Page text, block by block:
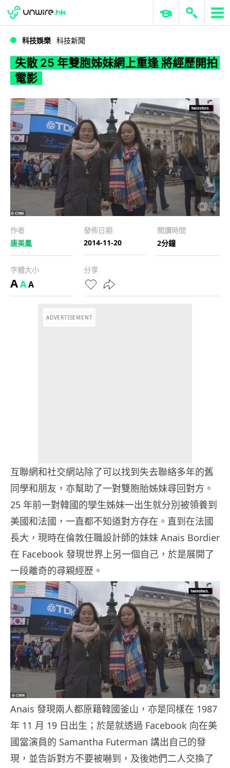
失散 25 年雙胞姊妹網上重逢 將經歷開拍電影
WWDC 2026 ERP 與商業 AI
科技娛樂 科技新聞
失散 25 年雙胞姊妹網上重逢 將經歷開拍
電影
作者
唐美鳳
發佈日期
2014-11-20
閱讀時間
2分鐘
字體大小
AAA
分享
ADVERTISEMENT
互聯網和社交網站除了可以找到失去聯絡多年的舊
同學和朋友，亦幫助了一對雙胞胎姊妹尋回對方。
25 年前一對韓國的孿生姊妹一出生就分別被領養到
美國和法國，一直都不知道對方存在。直到在法國
長大，現時在倫敦任職設計師的妹妹 Anais Bordier
在 Facebook 發現世界上另一個自己，於是展開了
一段離奇的尋親經歷。
Anais 發現兩人都原籍韓國釜山，亦是同樣在 1987
年 11 月 19 日出生；於是就透過 Facebook 向在美
國當演員的 Samantha Futerman 講出自己的發
現，並告訴對方不要被嚇到，及後她們二人交換了